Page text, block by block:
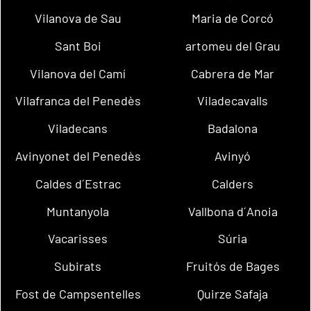
Vilanova de Sau
Maria de Corcó
Sant Boi
artomeu del Grau
Vilanova del Camí
Cabrera de Mar
Vilafranca del Penedès
Viladecavalls
Viladecans
Badalona
Avinyonet del Penedès
Avinyó
Caldes d´Estrac
Calders
Muntanyola
Vallbona d´Anoia
Vacarisses
Súria
Subirats
Fruitós de Bages
Fost de Campsentelles
Quirze Safaja